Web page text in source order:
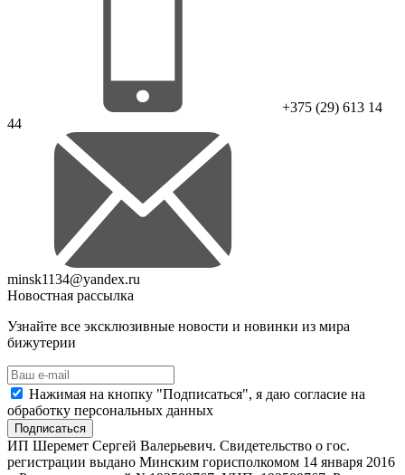
+375 (29) 613 14
44
minsk1134@yandex.ru
Новостная рассылка
Узнайте все эксклюзивные новости и новинки из мира
бижутерии
Нажимая на кнопку "Подписаться", я даю согласие на
обработку персональных данных
Подписаться
ИП Шеремет Сергей Валерьевич. Свидетельство о гос.
регистрации выдано Минским горисполкомом 14 января 2016